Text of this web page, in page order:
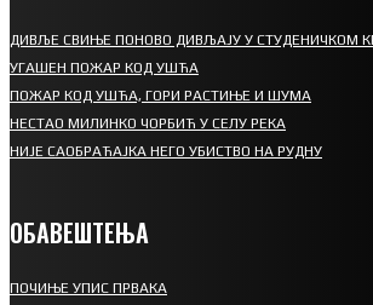
ДИВЉЕ СВИЊЕ ПОНОВО ДИВЉАЈУ У СТУДЕНИЧКОМ
УГАШЕН ПОЖАР КОД УШЋА
ПОЖАР КОД УШЋА, ГОРИ РАСТИЊЕ И ШУМА
НЕСТАО МИЛИНКО ЧОРБИЋ У СЕЛУ РЕКА
НИЈЕ САОБРАЋАЈКА НЕГО УБИСТВО НА РУДНУ
ОБАВЕШТЕЊА
ПОЧИЊЕ УПИС ПРВАКА